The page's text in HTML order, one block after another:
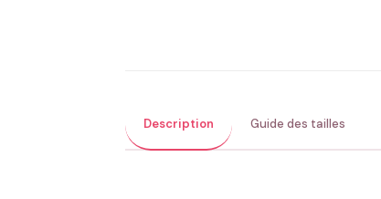
Description Guide des tailles